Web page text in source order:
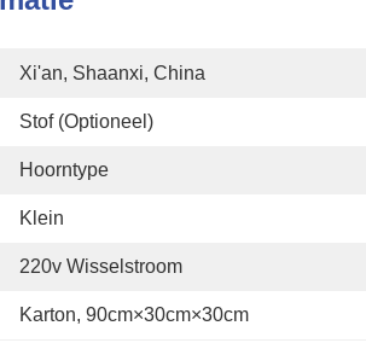
Xi'an, Shaanxi, China
Stof (optioneel)
Hoorntype
Klein
220v Wisselstroom
Karton, 90cm×30cm×30cm